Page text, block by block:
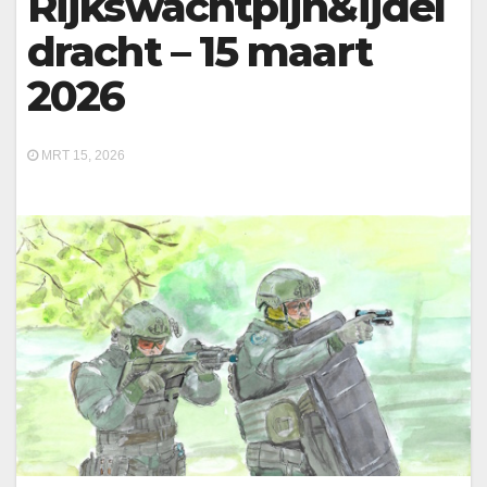
dracht – 15 maart
2026
MRT 15, 2026